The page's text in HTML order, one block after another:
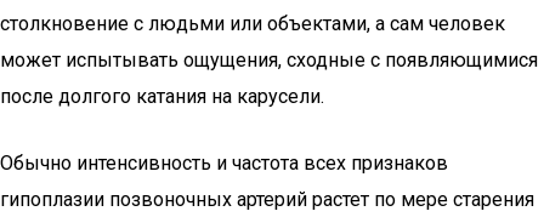
столкновение с людьми или объектами, а сам человек
может испытывать ощущения, сходные с появляющимися
после долгого катания на карусели.
Обычно интенсивность и частота всех признаков
гипоплазии позвоночных артерий растет по мере старения